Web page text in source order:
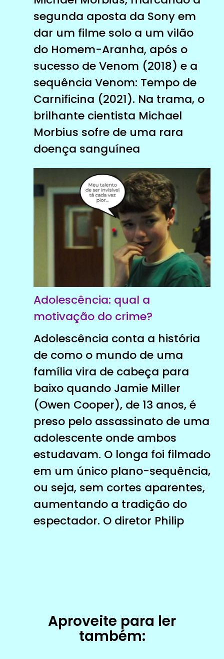
segunda aposta da Sony em
dar um filme solo a um vilão
do Homem-Aranha, após o
sucesso de Venom (2018) e a
sequência Venom: Tempo de
Carnificina (2021). Na trama, o
brilhante cientista Michael
Morbius sofre de uma rara
doença sanguínea
Adolescência: qual a
motivação do crime?
Adolescência conta a história
de como o mundo de uma
família vira de cabeça para
baixo quando Jamie Miller
(Owen Cooper), de 13 anos, é
preso pelo assassinato de uma
adolescente onde ambos
estudavam. O longa foi filmado
em um único plano-sequência,
ou seja, sem cortes aparentes,
aumentando a tradição do
espectador. O diretor Philip
Aproveite para ler
também: